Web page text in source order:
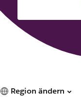
Region ändern